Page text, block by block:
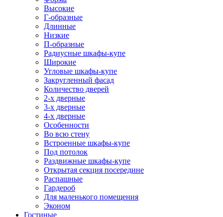
Высокие
Г-образные
Длинные
Низкие
П-образные
Радиусные шкафы-купе
Широкие
Угловые шкафы-купе
Закругленный фасад
Количество дверей
2-х дверные
3-х дверные
4-х дверные
Особенности
Во всю стену
Встроенные шкафы-купе
Под потолок
Раздвижные шкафы-купе
Открытая секция посередине
Распашные
Гардероб
Для маленького помещения
Эконом
Гостиные